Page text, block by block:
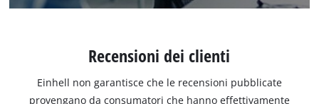
Recensioni dei clienti
Einhell non garantisce che le recensioni pubblicate
provengano da consumatori che hanno effettivamente